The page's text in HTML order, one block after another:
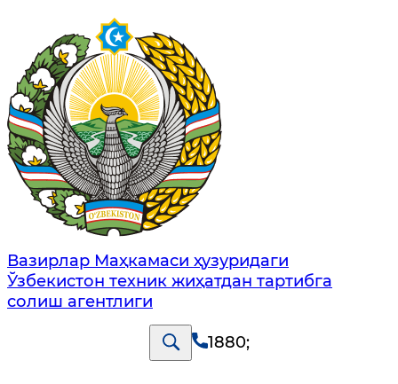
Вазирлар Маҳкамаси ҳузуридаги
Ўзбекистон техник жиҳатдан тартибга
солиш агентлиги
1880;